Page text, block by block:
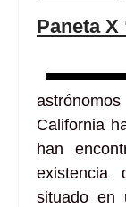
Paneta
California
han
existencia
situado en